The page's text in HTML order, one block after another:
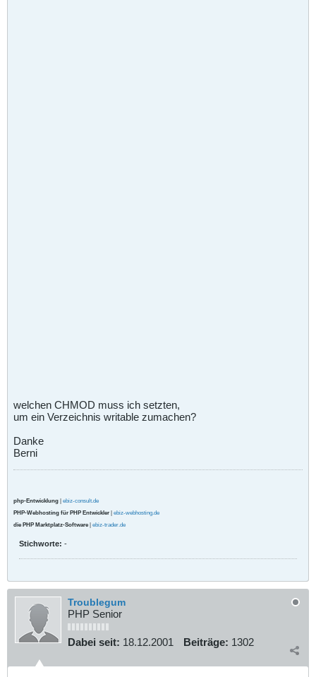
welchen CHMOD muss ich setzten,
um ein Verzeichnis writable zumachen?
Danke
Berni
php-Entwicklung | ebiz-consult.de
PHP-Webhosting für PHP Entwickler | ebiz-webhosting.de
die PHP Marktplatz-Software | ebiz-trader.de
Stichworte: -
Troublegum
PHP Senior
Dabei seit: 18.12.2001 Beiträge: 1302